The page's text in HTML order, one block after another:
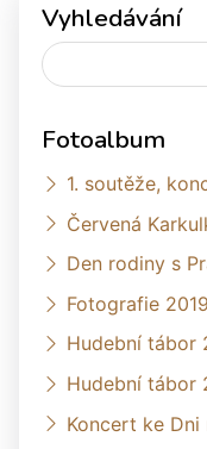
Vyhledávání
Fotoalbum
1. soutěže,
Červená
Den rodiny s
Fotografie
Hudební tábor
Hudební tábor
Koncert ke Dni